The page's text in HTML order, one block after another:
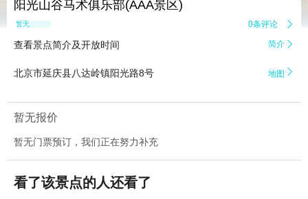
阳光山谷马术俱乐部(AAA景区)
暂无点评 0条评论 
查看景点简介及开放时间 简介 
北京市延庆县八达岭镇阳光路8号 地图 
暂无报价
暂无门票预订，我们正在努力补充
看了该景点的人还看了